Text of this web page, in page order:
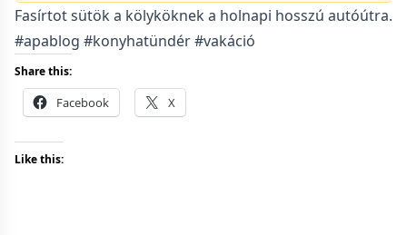
Fasírtot sütök a kölyköknek a holnapi hosszú autóútra.
#apablog #konyhatündér #vakáció
Share this:
Facebook X
Like this: